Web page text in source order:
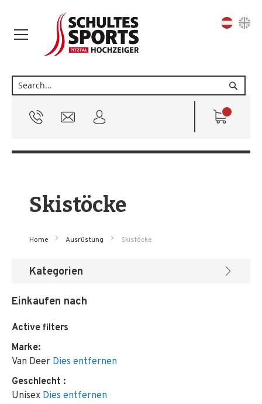
Suche
Sprache
Skistöcke
Home Ausrüstung Skistöcke
Kategorien
Einkaufen nach
Active filters
Marke
Van Deer Dies entfernen
Geschlecht
Unisex Dies entfernen